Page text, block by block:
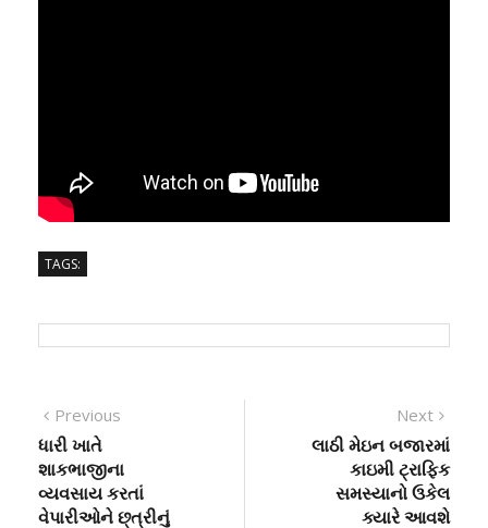
TAGS:
Post
navigation
Previous
ધારી ખાતે
શાકભાજીના
વ્યવસાય કરતાં
વેપારીઓને છ્ત્રીનું
Next
post:
લાઠી મેઇન બજારમાં
કાઇમી ટ્રાફિક
સમસ્યાનો ઉકેલ
ક્યારે આવશે